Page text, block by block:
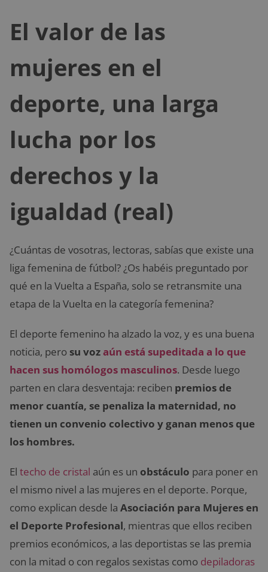
El valor de las
mujeres en el
deporte, una larga
lucha por los
derechos y la
igualdad (real)
¿Cuántas de vosotras, lectoras, sabías que existe una
liga femenina de fútbol? ¿Os habéis preguntado por
qué en la Vuelta a España, solo se retransmite una
etapa de la Vuelta en la categoría femenina?
El deporte femenino ha alzado la voz, y es una buena
noticia, pero su vozaún está supeditada a lo que
hacen sus homólogos masculinos. Desde luego
parten en clara desventaja: reciben premios de
menor cuantía, se penaliza la maternidad, no
tienen un convenio colectivo y ganan menos que
los hombres.
El techo de cristal aún es un obstáculo para poner en
el mismo nivel a las mujeres en el deporte. Porque,
como explican desde la Asociación para Mujeres en
el Deporte Profesional, mientras que ellos reciben
premios económicos, a las deportistas se las premia
con la mitad o con regalos sexistas como depiladoras